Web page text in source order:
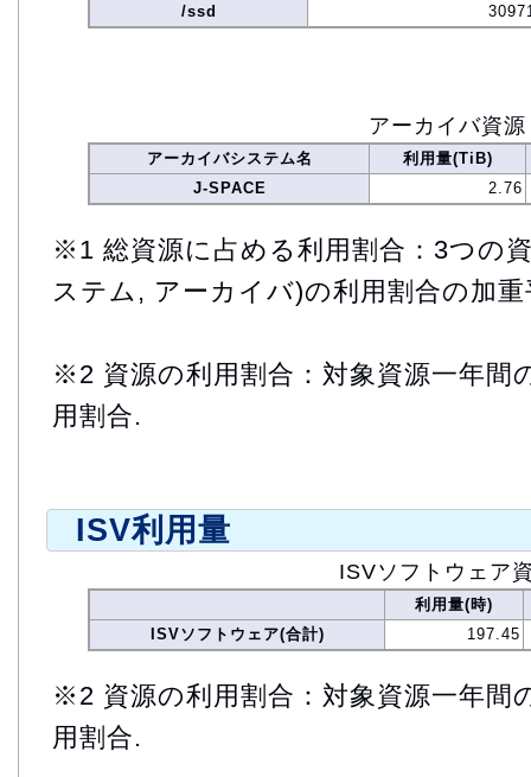
/ssd
アーカイバ資源
アーカイバシステム名
利用量(TiB)
J-SPACE
2.76
※1 総資源に占める利用割合：3つの
ステム, アーカイバ)の利用割合の加重
※2 資源の利用割合：対象資源一年間
用割合.
ISV利用量
ISVソフトウェア
利用量(時)
ISVソフトウェア(合計)
197.45
※2 資源の利用割合：対象資源一年間
用割合.